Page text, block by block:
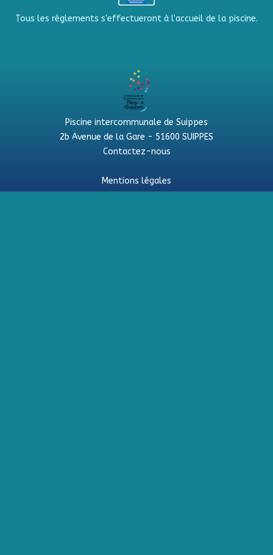
Tous les réglements s'effectueront à l'accueil de la piscine.
Piscine intercommunale de Suippes
2b Avenue de la Gare - 51600 SUIPPES
Contactez-nous
Mentions légales